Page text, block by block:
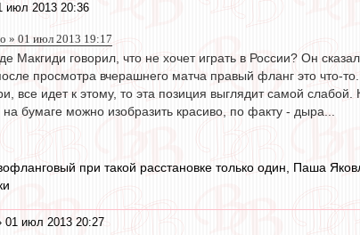
июл 2013 20:36
» 01 июл 2013 19:17
Макгиди говорил, что не хочет играть в России? Он
просмотра вчерашнего матча правый фланг это что-
все идет к этому, то эта позиция выглядит самой
на бумаге можно изобразить красиво, по факту - дыра...
при такой расстановке только один, Паша
01 июл 2013 20:27